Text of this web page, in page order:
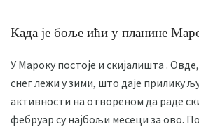
Када је боље ићи у планине
У Мароку постоје и скијалишта .
снег лежи у зими, што даје прилику
активности на отвореном да раде
фебруар су најбољи месеци за ово.